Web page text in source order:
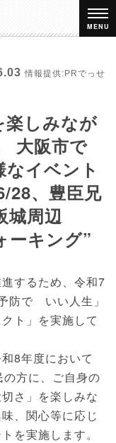
MENU
情報提供:PRでっせ
楽しみなが
大阪市で
イベント
28、豊臣兄
城周辺
ーキング”
するため、令和7
防で いい人生」
ト」を実施して
8年度において
方に、ご自身の
さ」を楽しみな
、関心等に応じ
を実施します。